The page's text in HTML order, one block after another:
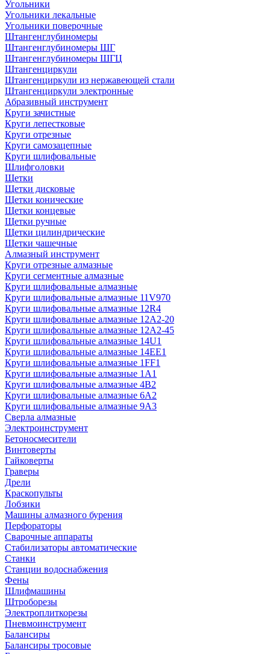
Угольники
Угольники лекальные
Угольники поверочные
Штангенглубиномеры
Штангенглубиномеры ШГ
Штангенглубиномеры ШГЦ
Штангенциркули
Штангенциркули из нержавеющей стали
Штангенциркули электронные
Абразивный инструмент
Круги зачистные
Круги лепестковые
Круги отрезные
Круги самозацепные
Круги шлифовальные
Шлифголовки
Щетки
Щетки дисковые
Щетки конические
Щетки концевые
Щетки ручные
Щетки цилиндрические
Щетки чашечные
Алмазный инструмент
Круги отрезные алмазные
Круги сегментные алмазные
Круги шлифовальные алмазные
Круги шлифовальные алмазные 11V970
Круги шлифовальные алмазные 12R4
Круги шлифовальные алмазные 12А2-20
Круги шлифовальные алмазные 12А2-45
Круги шлифовальные алмазные 14U1
Круги шлифовальные алмазные 14ЕЕ1
Круги шлифовальные алмазные 1FF1
Круги шлифовальные алмазные 1А1
Круги шлифовальные алмазные 4В2
Круги шлифовальные алмазные 6A2
Круги шлифовальные алмазные 9А3
Сверла алмазные
Электроинструмент
Бетоносмесители
Винтоверты
Гайковерты
Граверы
Дрели
Краскопульты
Лобзики
Машины алмазного бурения
Перфораторы
Сварочные аппараты
Стабилизаторы автоматические
Станки
Станции водоснабжения
Фены
Шлифмашины
Штроборезы
Электроплиткорезы
Пневмоинструмент
Балансиры
Балансиры тросовые